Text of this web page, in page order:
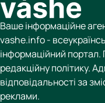
Ваше інформаційне
vashe.info -
інформаційний
редакційну політику.
відповідальності за
реклами.